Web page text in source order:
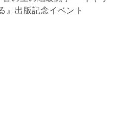
』出版記念イベント